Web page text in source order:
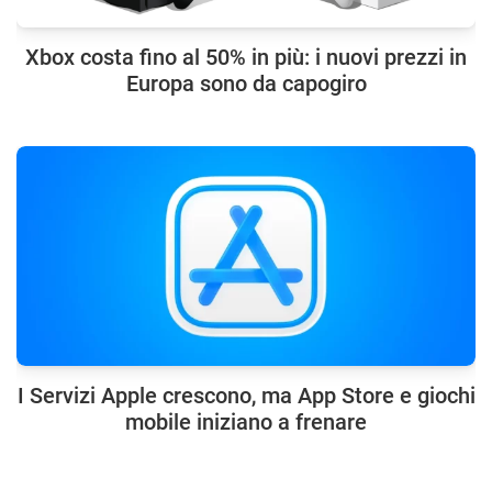
Xbox costa fino al 50% in più: i nuovi prezzi in
Europa sono da capogiro
I Servizi Apple crescono, ma App Store e giochi
mobile iniziano a frenare